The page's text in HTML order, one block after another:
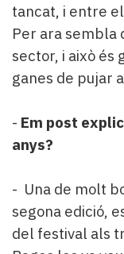
tancat, i entre
Per ara sembla
sector, i això és
ganes de pujar
- Em post
anys?
- Una de molt
segona edició,
del festival als